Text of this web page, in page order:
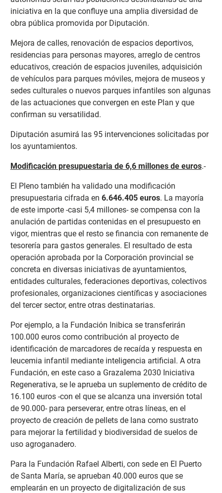
iniciativa en la que confluye una amplia diversidad de
obra pública promovida por Diputación.
Mejora de calles, renovación de espacios deportivos,
residencias para personas mayores, arreglo de centros
educativos, creación de espacios juveniles, adquisición
de vehículos para parques móviles, mejora de museos y
sedes culturales o nuevos parques infantiles son algunas
de las actuaciones que convergen en este Plan y que
confirman su versatilidad.
Diputación asumirá las 95 intervenciones solicitadas por
los ayuntamientos.
Modificación presupuestaria de 6,6 millones de euros.-
El Pleno también ha validado una modificación
presupuestaria cifrada en 6.646.405 euros. La mayoría
de este importe -casi 5,4 millones- se compensa con la
anulación de partidas contenidas en el presupuesto en
vigor, mientras que el resto se financia con remanente de
tesorería para gastos generales. El resultado de esta
operación aprobada por la Corporación provincial se
concreta en diversas iniciativas de ayuntamientos,
entidades culturales, federaciones deportivas, colectivos
profesionales, organizaciones científicas y asociaciones
del tercer sector, entre otras destinatarias.
Por ejemplo, a la Fundación Inibica se transferirán
100.000 euros como contribución al proyecto de
identificación de marcadores de recaída y respuesta en
leucemia infantil mediante inteligencia artificial. A otra
Fundación, en este caso a Grazalema 2030 Iniciativa
Regenerativa, se le aprueba un suplemento de crédito de
16.100 euros -con el que se alcanza una inversión total
de 90.000- para perseverar, entre otras líneas, en el
proyecto de creación de pellets de lana como sustrato
para mejorar la fertilidad y biodiversidad de suelos de
uso agroganadero.
Para la Fundación Rafael Alberti, con sede en El Puerto
de Santa María, se aprueban 40.000 euros que se
emplearán en un proyecto de digitalización de sus